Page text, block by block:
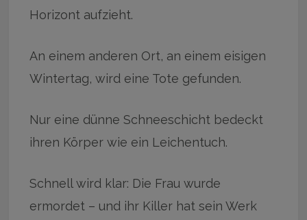
Horizont aufzieht.
An einem anderen Ort, an einem eisigen
Wintertag, wird eine Tote gefunden.
Nur eine dünne Schneeschicht bedeckt
ihren Körper wie ein Leichentuch.
Schnell wird klar: Die Frau wurde
ermordet – und ihr Killer hat sein Werk